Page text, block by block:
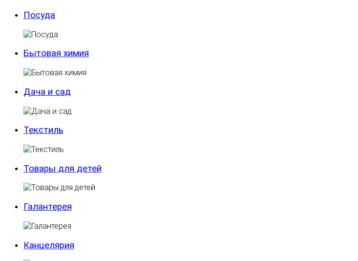
Посуда
Бытовая химия
Дача и сад
Текстиль
Товары для детей
Галантерея
Канцелярия